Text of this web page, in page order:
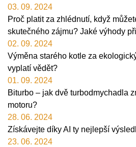
03. 09. 2024
Proč platit za zhlédnutí, když
skutečného zájmu? Jaké výhody
02. 09. 2024
Výměna starého kotle za
vyplatí vědět?
01. 09. 2024
Biturbo – jak dvě turbodmychadla
motoru?
28. 06. 2024
Získávejte díky AI ty nejlepší
23. 06. 2024